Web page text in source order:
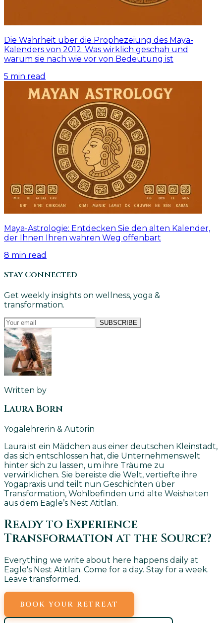
Die Wahrheit über die Prophezeiung des Maya-
Kalenders von 2012: Was wirklich geschah und
warum sie nach wie vor von Bedeutung ist
5 min read
Maya-Astrologie: Entdecken Sie den alten Kalender,
der Ihnen Ihren wahren Weg offenbart
8 min read
Stay Connected
Get weekly insights on wellness, yoga &
transformation.
SUBSCRIBE
Written by
Laura Born
Yogalehrerin & Autorin
Laura ist ein Mädchen aus einer deutschen Kleinstadt,
das sich entschlossen hat, die Unternehmenswelt
hinter sich zu lassen, um ihre Träume zu
verwirklichen. Sie bereiste die Welt, vertiefte ihre
Yogapraxis und teilt nun Geschichten über
Transformation, Wohlbefinden und alte Weisheiten
aus dem Eagle’s Nest Atitlan.
Ready to Experience
Transformation at the Source?
Everything we write about here happens daily at
Eagle's Nest Atitlan. Come for a day. Stay for a week.
Leave transformed.
BOOK YOUR RETREAT